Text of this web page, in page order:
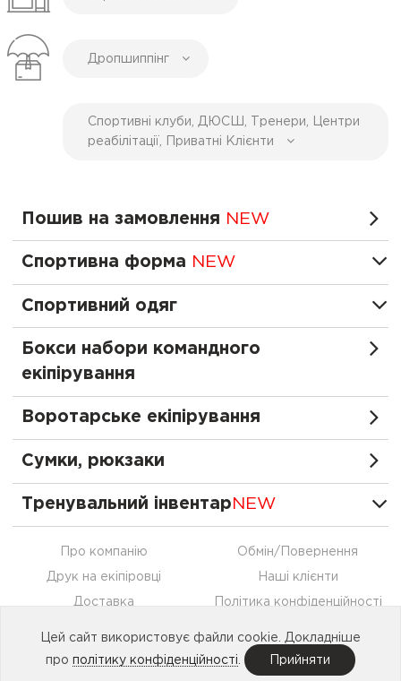
Дропшиппінг
Спортивні клуби, ДЮСШ, Тренери, Центри
реабілітації, Приватні Клієнти
Пошив на замовлення NEW
Спортивна форма NEW
Спортивний одяг
Бокси набори командного
екіпірування
Воротарське екіпірування
Сумки, рюкзаки
Тренувальний інвентар NEW
Про компанію
Друк на екіпіровці
Доставка
Співпраця
Обмін/Повернення
Наші клієнти
Політика конфіденційності
Цей сайт використовує файли cookie. Докладніше
про політику конфіденційності Прийняти